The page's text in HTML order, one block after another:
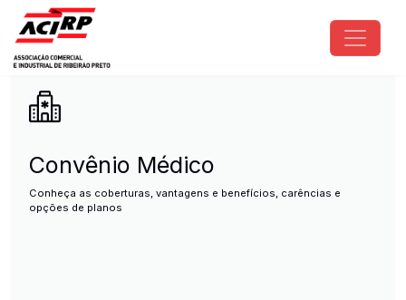
Pular para o conteúdo principal
ACIRP - Associação Comercial
Convênio Médico
Conheça as coberturas, vantagens e benefícios, carências e
opções de planos